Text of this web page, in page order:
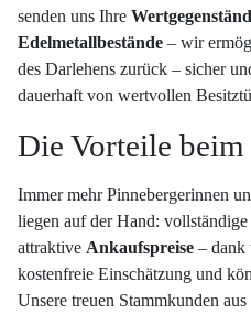
senden uns Ihre
Edelmetallbestände – wir
des Darlehens zurück – sicher
dauerhaft von wertvollen
Die Vorteile beim
Immer mehr Pinnebergerinnen
liegen auf der Hand:
attraktive Ankaufspreise – dank
kostenfreie Einschätzung und
Unsere treuen Stammkunden aus